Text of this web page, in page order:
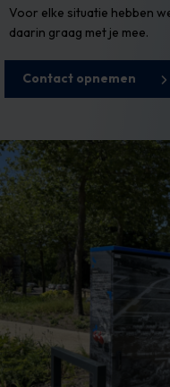
Voor elke situatie hebben
daarin graag met je mee.
Contact opnemen